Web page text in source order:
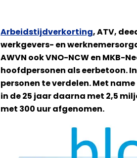
Arbeidstijdverkorting, ATV,
werkgevers- en
AWVN ook VNO-NCW en
hoofdpersonen als eerbetoon.
personen te verdelen. Met
in de 25 jaar daarna met 2,5
met 300 uur afgenomen.